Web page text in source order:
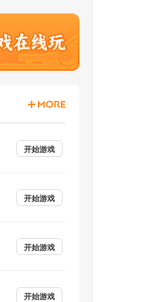
开始游戏
开始游戏
开始游戏
开始游戏